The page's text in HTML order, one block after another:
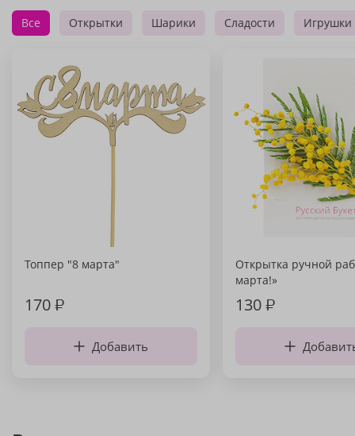
Все Открытки Шарики Сладости Игрушки
Топпер "8 марта"
170₽
Добавить
Открытка ручной
марта!»
130₽